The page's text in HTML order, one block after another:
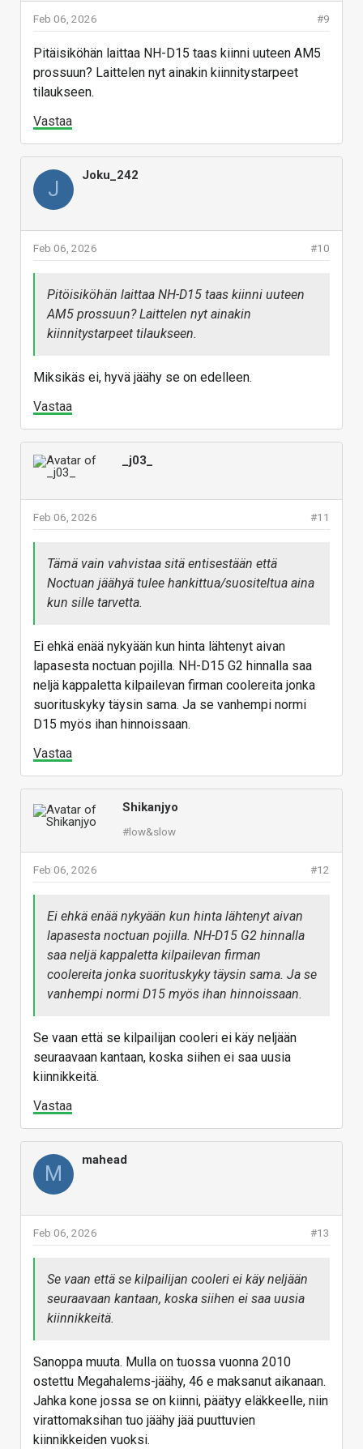
#9
Feb 06, 2026
Pitäisiköhän laittaa NH-D15 taas kiinni uuteen AM5
prossuun? Laittelen nyt ainakin kiinnitystarpeet
tilaukseen.
Vastaa
J
Joku_242
#10
Feb 06, 2026
Pitöisiköhän laittaa NH-D15 taas kiinni uuteen
AM5 prossuun? Laittelen nyt ainakin
kiinnitystarpeet tilaukseen.
Miksikäs ei, hyvä jäähy se on edelleen.
Vastaa
_j03_
#11
Feb 06, 2026
Tämä vain vahvistaa sitä entisestään että
Noctuan jäähyä tulee hankittua/suositeltua aina
kun sille tarvetta.
Ei ehkä enää nykyään kun hinta lähtenyt aivan
lapasesta noctuan pojilla. NH-D15 G2 hinnalla saa
neljä kappaletta kilpailevan firman coolereita jonka
suorituskyky täysin sama. Ja se vanhempi normi
D15 myös ihan hinnoissaan.
Vastaa
Shikanjyo
#low&slow
#12
Feb 06, 2026
Ei ehkä enää nykyään kun hinta lähtenyt aivan
lapasesta noctuan pojilla. NH-D15 G2 hinnalla
saa neljä kappaletta kilpailevan firman
coolereita jonka suorituskyky täysin sama. Ja se
vanhempi normi D15 myös ihan hinnoissaan.
Se vaan että se kilpailijan cooleri ei käy neljään
seuraavaan kantaan, koska siihen ei saa uusia
kiinnikkeitä.
Vastaa
M
mahead
#13
Feb 06, 2026
Se vaan että se kilpailijan cooleri ei käy neljään
seuraavaan kantaan, koska siihen ei saa uusia
kiinnikkeitä.
Sanoppa muuta. Mulla on tuossa vuonna 2010
ostettu Megahalems-jäähy, 46 e maksanut aikanaan.
Jahka kone jossa se on kiinni, päätyy eläkkeelle, niin
virattomaksihan tuo jäähy jää puuttuvien
kiinnikkeiden vuoksi.